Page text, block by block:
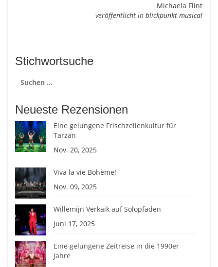
Michaela Flint
veröffentlicht in blickpunkt musical
Stichwortsuche
nach:
Neueste Rezensionen
Eine gelungene Frischzellenkultur für
Tarzan
Nov. 20, 2025
Viva la vie Bohème!
Nov. 09, 2025
Willemijn Verkaik auf Solopfaden
Juni 17, 2025
Eine gelungene Zeitreise in die 1990er
Jahre